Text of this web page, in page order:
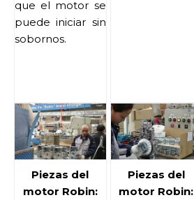
que el motor se
puede iniciar sin
sobornos.
Piezas del
motor Robin:
Piezas del
motor Robin: